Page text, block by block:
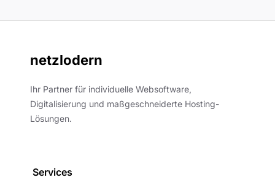
netzlodern
Ihr Partner für individuelle Websoftware,
Digitalisierung und maßgeschneiderte Hosting-
Lösungen.
Services